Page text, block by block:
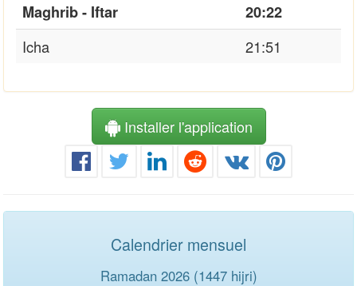
Maghrib - Iftar
20:22
Icha
21:51
Installer l'application
Calendrier mensuel
Ramadan 2026 (1447 hijri)